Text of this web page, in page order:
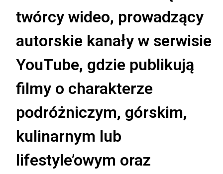
twórcy wideo, prowadzący
autorskie kanały w serwisie
YouTube, gdzie publikują
filmy o charakterze
podróżniczym, górskim,
kulinarnym lub
lifestyle’owym oraz